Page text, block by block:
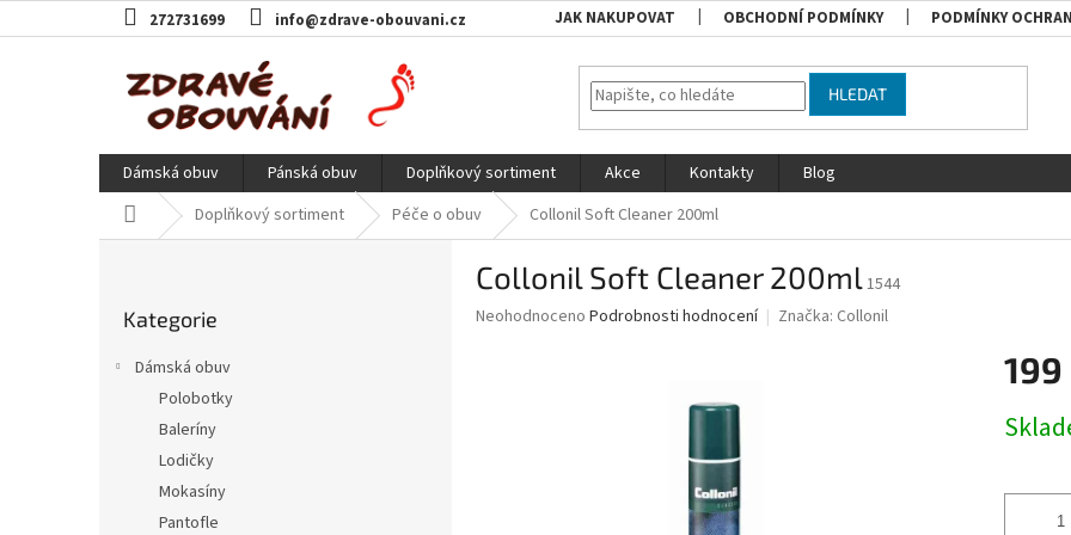
na
272731699 info@zdrave-obouvani.cz JAK NAKUPOVAT OBCHODNÍ PODMÍNKY PODMÍNKY
HLEDAT
Dámská obuv Pánská obuv Doplňkový sortiment Akce Kontakty
Blog
Domů Doplňkový sortiment Péče o obuv Collonil Soft Cleaner 200ml
kategorie
Kategorie
Dámská obuv
Polobotky
Baleríny
Lodičky
Mokasíny
Pantofle
Collonil Soft Cleaner 200ml1544
Průměrné
Neohodnoceno Podrobnosti hodnocení Značka: Collonil
199
cena: